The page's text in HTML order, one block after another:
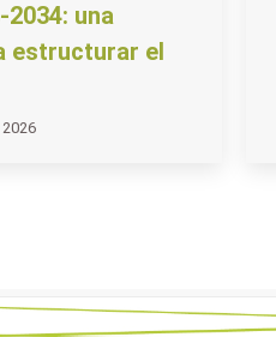
2034: una
estructurar el